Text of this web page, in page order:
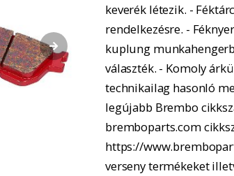
keverék létezik. -
rendelkezésre. -
kuplung
választék. - Komoly
technikailag hasonló
legújabb Brembo
bremboparts.com
https://
verseny termékeket